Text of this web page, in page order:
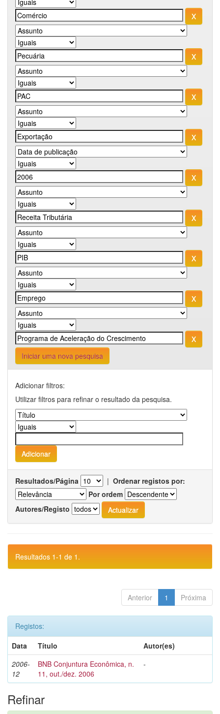
Iniciar uma nova pesquisa
Adicionar filtros:
Utilizar filtros para refinar o resultado da pesquisa.
Resultados/Página | Ordenar registos por:
Por ordem
Autores/Registo
Resultados 1-1 de 1.
Anterior 1 Próxima
Registos:
Data
Título
Autor(es)
2006-
12
BNB Conjuntura Econômica, n.
11, out./dez. 2006
-
Refinar